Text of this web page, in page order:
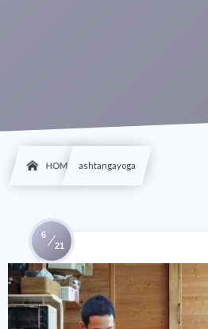
HOME ashtangayoga
6
21